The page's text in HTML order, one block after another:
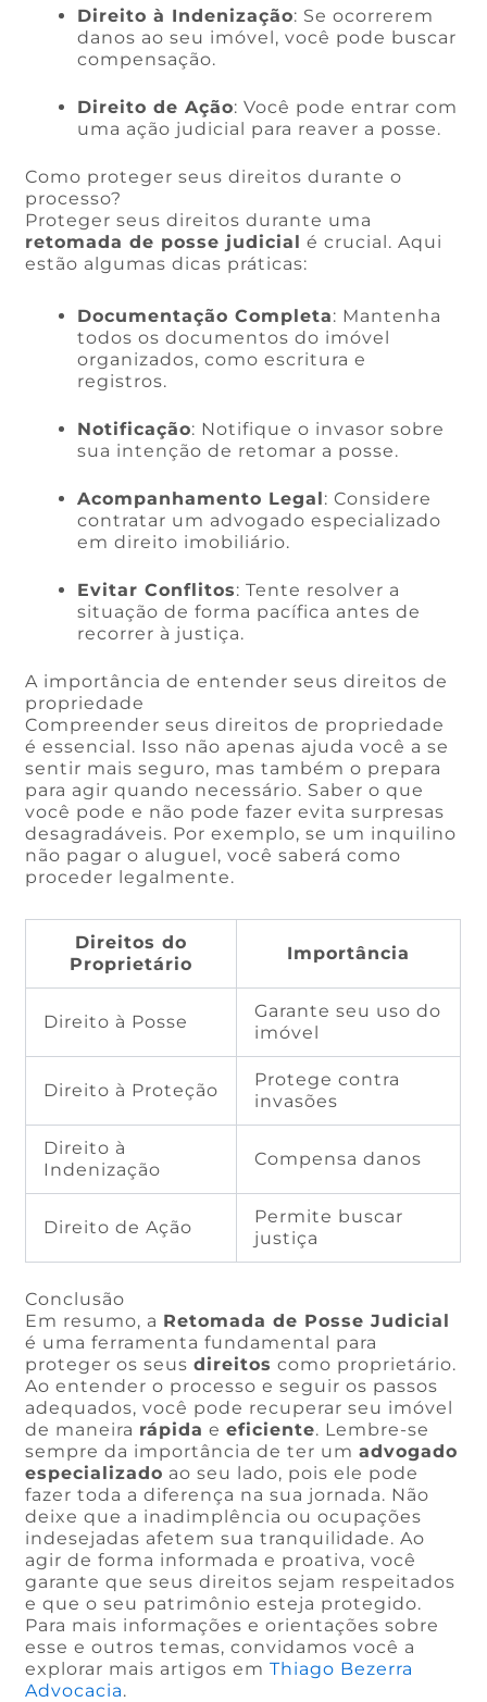
Direito à Indenização: Se ocorrerem
danos ao seu imóvel, você pode buscar
compensação.
Direito de Ação: Você pode entrar com
uma ação judicial para reaver a posse.
Como proteger seus direitos durante o
processo?
Proteger seus direitos durante uma
retomada de posse judicial é crucial. Aqui
estão algumas dicas práticas:
Documentação Completa: Mantenha
todos os documentos do imóvel
organizados, como escritura e
registros.
Notificação: Notifique o invasor sobre
sua intenção de retomar a posse.
Acompanhamento Legal: Considere
contratar um advogado especializado
em direito imobiliário.
Evitar Conflitos: Tente resolver a
situação de forma pacífica antes de
recorrer à justiça.
A importância de entender seus direitos de
propriedade
Compreender seus direitos de propriedade
é essencial. Isso não apenas ajuda você a se
sentir mais seguro, mas também o prepara
para agir quando necessário. Saber o que
você pode e não pode fazer evita surpresas
desagradáveis. Por exemplo, se um inquilino
não pagar o aluguel, você saberá como
proceder legalmente.
Direitos do
Proprietário
Importância
Direito à Posse
Garante seu uso do
imóvel
Direito à Proteção
Protege contra
invasões
Direito à
Indenização
Compensa danos
Direito de Ação
Permite buscar
justiça
Conclusão
Em resumo, a Retomada de Posse Judicial
é uma ferramenta fundamental para
proteger os seusdireitos como proprietário.
Ao entender o processo e seguir os passos
adequados, você pode recuperar seu imóvel
de maneira rápida eeficiente. Lembre-se
sempre da importância de ter umadvogado
especializado ao seu lado, pois ele pode
fazer toda a diferença na sua jornada. Não
deixe que a inadimplência ou ocupações
indesejadas afetem sua tranquilidade. Ao
agir de forma informada e proativa, você
garante que seus direitos sejam respeitados
e que o seu patrimônio esteja protegido.
Para mais informações e orientações sobre
esse e outros temas, convidamos você a
explorar mais artigos emThiago Bezerra
Advocacia.